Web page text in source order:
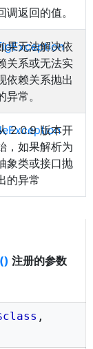
调返回的值。
果无法解决依
关系或无法实
依赖关系抛出
异常。
2.0.9 版本开
，如果解析为
象类或接口抛
的异常
注册的参数
,